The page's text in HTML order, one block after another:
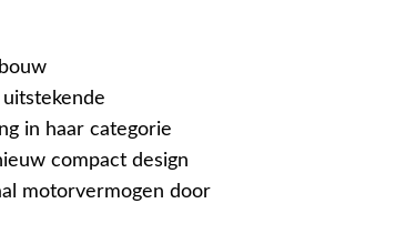
in haar categorie
compact design
motorvermogen door